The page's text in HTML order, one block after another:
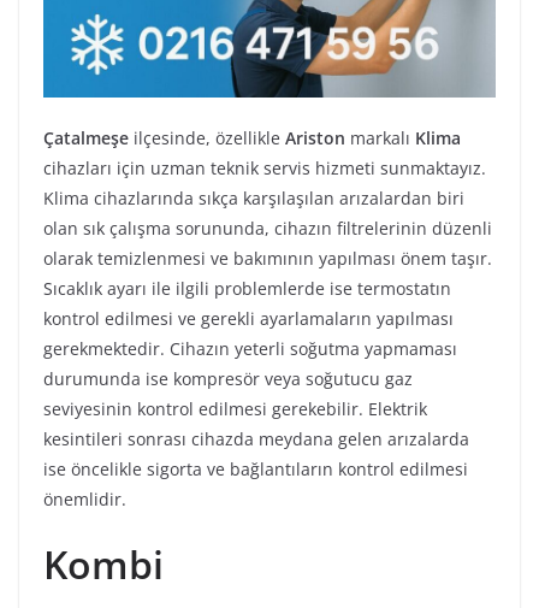
Çatalmeşe ilçesinde, özellikle Ariston markalı Klima
cihazları için uzman teknik servis hizmeti sunmaktayız.
Klima cihazlarında sıkça karşılaşılan arızalardan biri
olan sık çalışma sorununda, cihazın filtrelerinin düzenli
olarak temizlenmesi ve bakımının yapılması önem taşır.
Sıcaklık ayarı ile ilgili problemlerde ise termostatın
kontrol edilmesi ve gerekli ayarlamaların yapılması
gerekmektedir. Cihazın yeterli soğutma yapmaması
durumunda ise kompresör veya soğutucu gaz
seviyesinin kontrol edilmesi gerekebilir. Elektrik
kesintileri sonrası cihazda meydana gelen arızalarda
ise öncelikle sigorta ve bağlantıların kontrol edilmesi
önemlidir.
Kombi